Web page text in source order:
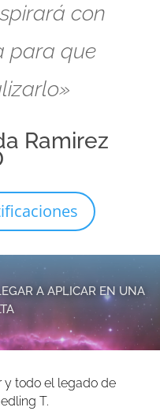
con
para que
Ramirez
A APLICAR EN UNA
y todo el legado de
T.